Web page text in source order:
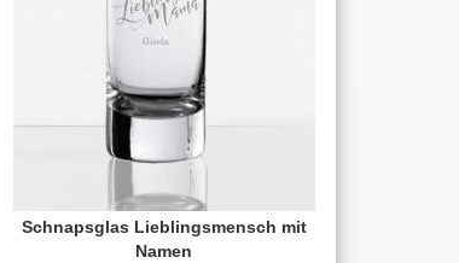
Schnapsglas Lieblingsmensch mit
Namen